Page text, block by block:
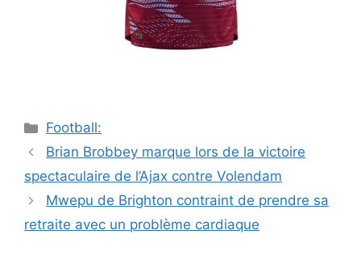
Catégories
Football:
Navigation
des
articles
Brian Brobbey marque lors de la victoire
spectaculaire de l’Ajax contre Volendam
Mwepu de Brighton contraint de prendre sa
retraite avec un problème cardiaque